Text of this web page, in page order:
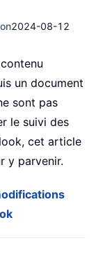
2024-08-12
un document
sont pas
le suivi des
cet article
y parvenir.